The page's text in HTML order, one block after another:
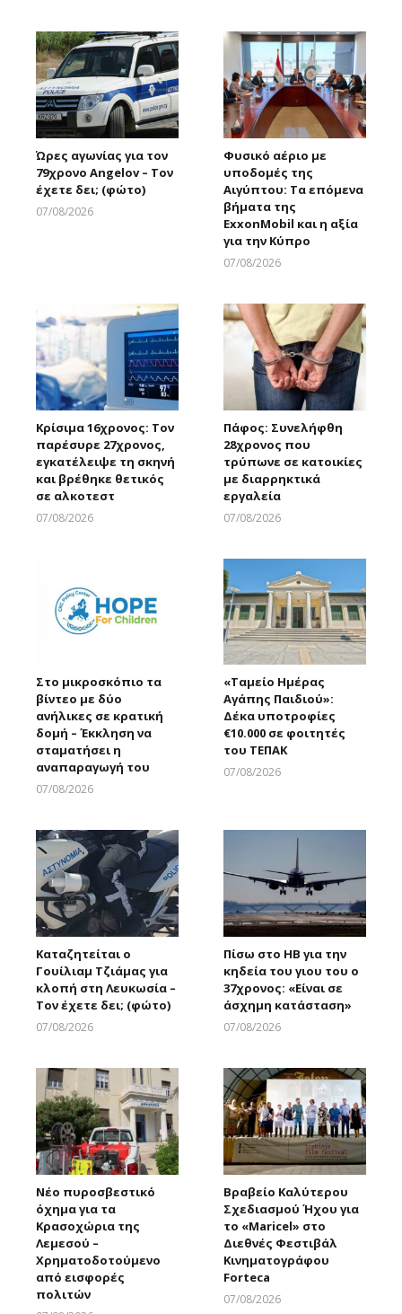
Ώρες αγωνίας για τον
79χρονο Angelov – Τον
έχετε δει; (φώτο)
07/08/2026
Φυσικό αέριο με
υποδομές της
Αιγύπτου: Τα επόμενα
βήματα της
ExxonMobil και η αξία
για την Κύπρο
07/08/2026
Κρίσιμα 16χρονος: Τον
παρέσυρε 27χρονος,
εγκατέλειψε τη σκηνή
και βρέθηκε θετικός
σε αλκοτεστ
07/08/2026
Πάφος: Συνελήφθη
28χρονος που
τρύπωνε σε κατοικίες
με διαρρηκτικά
εργαλεία
07/08/2026
Στο μικροσκόπιο τα
βίντεο με δύο
ανήλικες σε κρατική
δομή – Έκκληση να
σταματήσει η
αναπαραγωγή του
07/08/2026
«Ταμείο Ημέρας
Αγάπης Παιδιού»:
Δέκα υποτροφίες
€10.000 σε φοιτητές
του ΤΕΠΑΚ
07/08/2026
Καταζητείται ο
Γουίλιαμ Τζιάμας για
κλοπή στη Λευκωσία –
Τον έχετε δει; (φώτο)
07/08/2026
Πίσω στο ΗΒ για την
κηδεία του γιου του ο
37χρονος: «Είναι σε
άσχημη κατάσταση»
07/08/2026
Νέο πυροσβεστικό
όχημα για τα
Κρασοχώρια της
Λεμεσού –
Χρηματοδοτούμενο
από εισφορές
πολιτών
Βραβείο Καλύτερου
Σχεδιασμού Ήχου για
το «Maricel» στο
Διεθνές Φεστιβάλ
Κινηματογράφου
Forteca
07/08/2026